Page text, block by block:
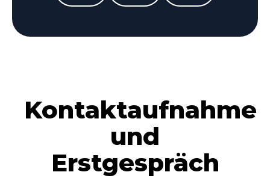
Kontaktaufnahme
und
Erstgespräch